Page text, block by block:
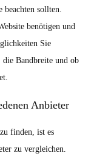
sollten.
benötigen und
Sie
die Bandbreite und ob
Anbieter
finden, ist es
zu vergleichen.